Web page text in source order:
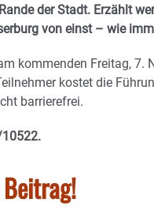
der Stadt. Erzählt
von einst – wie
kommenden Freitag, 7.
kostet die
barrierefrei.